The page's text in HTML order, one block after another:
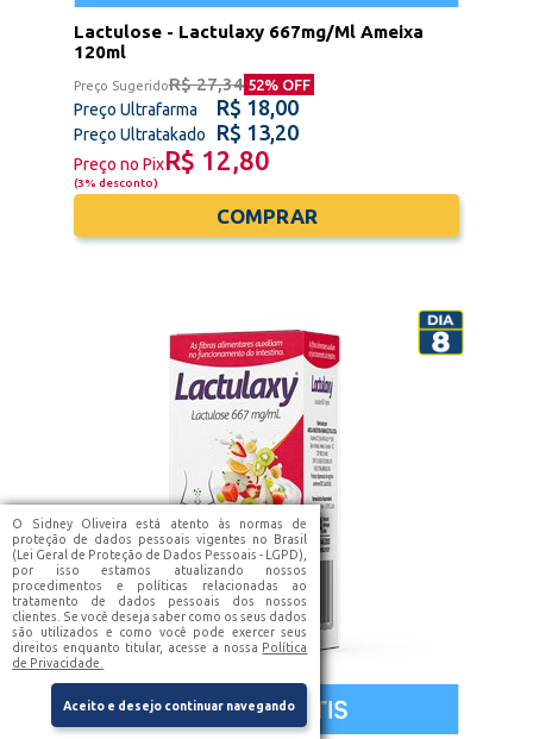
Lactulose - Lactulaxy 667mg/Ml Ameixa
120ml
Preço SugeridoR$ 27,34 52% OFF
Preço Ultrafarma R$ 18,00
Preço Ultratakado R$ 13,20
Preço no PixR$ 12,80
(3% desconto)
COMPRAR
O Sidney Oliveira está atento às normas de
proteção de dados pessoais vigentes no Brasil
(Lei Geral de Proteção de Dados Pessoais - LGPD),
por isso estamos atualizando nossos
procedimentos e políticas relacionadas ao
tratamento de dados pessoais dos nossos
clientes. Se você deseja saber como os seus dados
são utilizados e como você pode exercer seus
direitos enquanto titular, acesse a nossa Política
de Privacidade.
Aceito e desejo continuar navegando